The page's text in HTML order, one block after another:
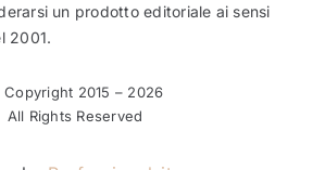
un prodotto editoriale ai sensi
2001.
2015 – 2026
All Rights Reserved